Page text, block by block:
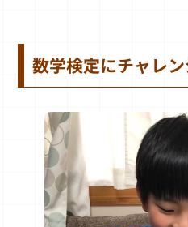
数学検定にチャレ